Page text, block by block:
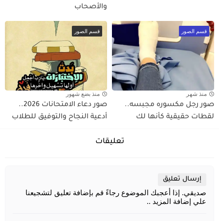
والأصحاب
قسم الصور
منذ شهر
صور رجل مكسوره مجبسه..
لقطات حقيقية كأنها لك
قسم الصور
منذ بضع شهور
صور دعاء الامتحانات 2026..
أدعية النجاح والتوفيق للطلاب
تعليقات
إرسال تعليق
صديقي. إذا أعجبك الموضوع رجاءً قم بإضافة تعليق لتشجيعنا
علي إضافة المزيد ..